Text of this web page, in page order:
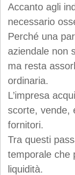
Accanto agli
necessario
Perché una
aziendale non
ma resta
ordinaria.
L’impresa
scorte, vende,
fornitori.
Tra questi
temporale che
liquidità.